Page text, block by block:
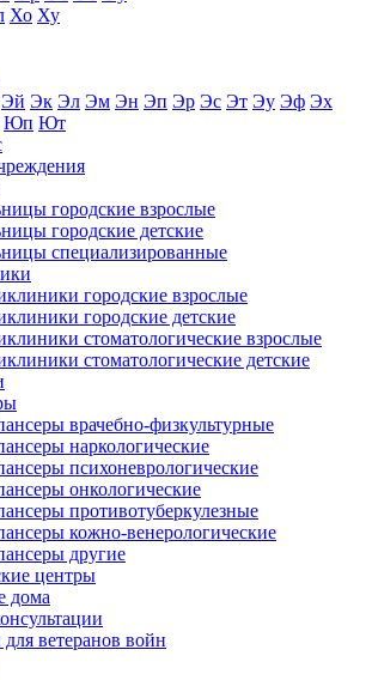
Хо Ху
Эй Эк Эл Эм Эн Эп Эр Эс Эт Эу Эф Эх
Юп Ют
городские взрослые
городские детские
специализированные
городские взрослые
городские детские
стоматологические взрослые
стоматологические детские
врачебно-физкультурные
наркологические
психоневрологические
онкологические
противотуберкулезные
кожно-венерологические
другие
центры
дома
ветеранов войн